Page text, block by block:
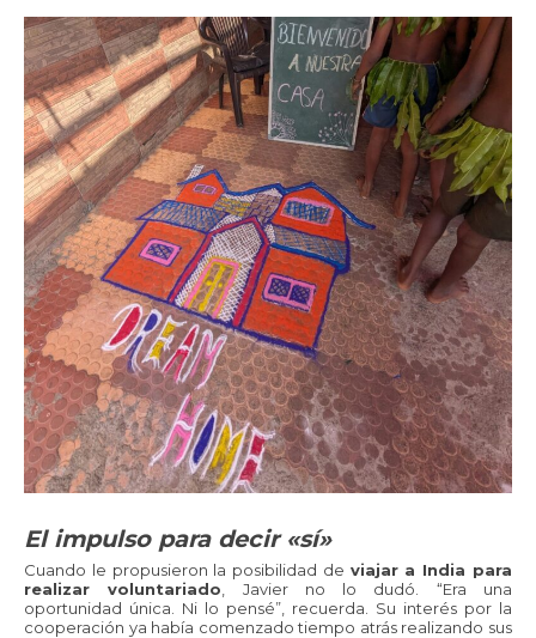
El impulso para decir «sí»
Cuando le propusieron la posibilidad de viajar a India para
realizar voluntariado, Javier no lo dudó. “Era una
oportunidad única. Ni lo pensé”, recuerda. Su interés por la
cooperación ya había comenzado tiempo atrás realizando sus